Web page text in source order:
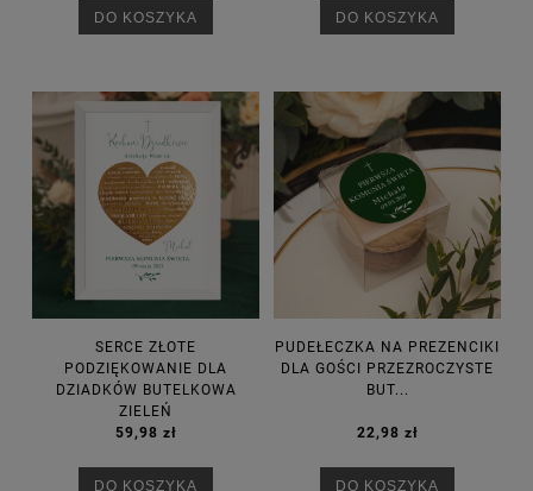
DO KOSZYKA DO KOSZYKA
SERCE ZŁOTE
PODZIĘKOWANIE DLA
DZIADKÓW BUTELKOWA
ZIELEŃ
59,98 zł
DO KOSZYKA
PUDEŁECZKA NA PREZENCIKI
DLA GOŚCI PRZEZROCZYSTE
BUT...
22,98 zł
DO KOSZYKA